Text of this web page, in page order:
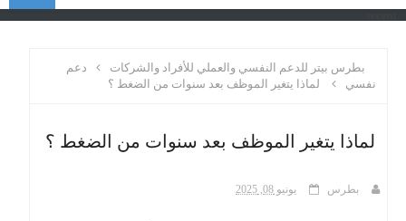
بطرس بيتر للدعم النفسي والعملي للأفراد والشركات
دعم
نفسي
لماذا يتغير الموظف بعد سنوات من الضغط ؟
لماذا يتغير الموظف بعد سنوات من الضغط ؟
بطرس يونيو 08, 2025